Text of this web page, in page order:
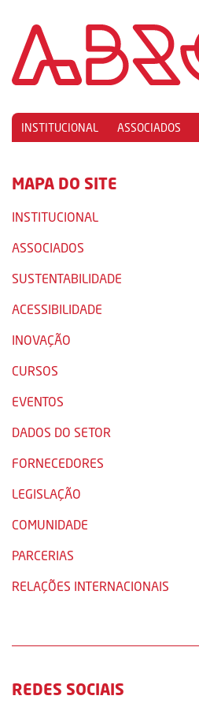
INSTITUCIONAL ASSOCIADOS
MAPA DO SITE
INSTITUCIONAL
ASSOCIADOS
SUSTENTABILIDADE
ACESSIBILIDADE
INOVAÇÃO
CURSOS
EVENTOS
DADOS DO SETOR
FORNECEDORES
LEGISLAÇÃO
COMUNIDADE
PARCERIAS
RELAÇÕES INTERNACIONAIS
REDES SOCIAIS